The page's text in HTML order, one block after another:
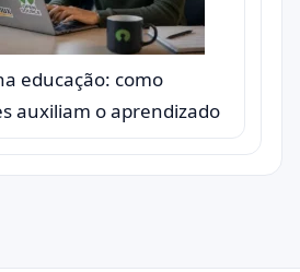
educação: como
auxiliam o aprendizado